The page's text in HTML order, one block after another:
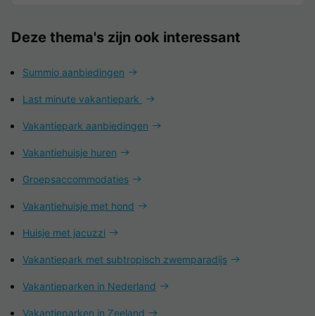
Deze thema's zijn ook interessant
Summio aanbiedingen
Last minute vakantiepark
Vakantiepark aanbiedingen
Vakantiehuisje huren
Groepsaccommodaties
Vakantiehuisje met hond
Huisje met jacuzzi
Vakantiepark met subtropisch zwemparadijs
Vakantieparken in Nederland
Vakantieparken in Zeeland